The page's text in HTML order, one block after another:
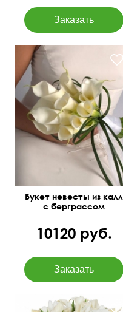
Букет невесты из калл
с берграссом
10120 руб.